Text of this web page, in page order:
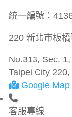
統一編號：
220 新北市板
No.313, Sec.
Taipei City
Google Map
客服專線